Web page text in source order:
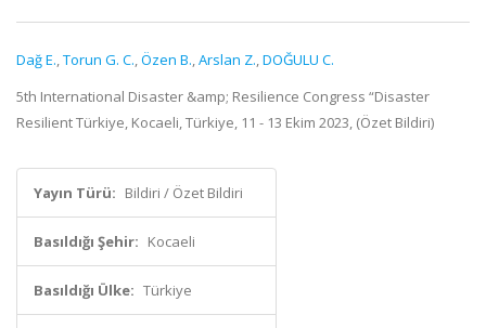
Dağ E.,Torun G. C.,Özen B.,Arslan Z.,DOĞULU C.
5th International Disaster &amp; Resilience Congress “Disaster
Resilient Türkiye, Kocaeli, Türkiye, 11 - 13 Ekim 2023, (Özet Bildiri)
Yayın Türü: Bildiri / Özet Bildiri
Basıldığı Şehir: Kocaeli
Basıldığı Ülke: Türkiye